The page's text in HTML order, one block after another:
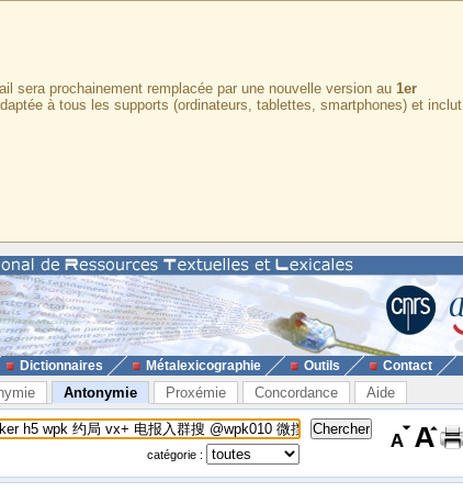
sera prochainement remplacée par une nouvelle version au 1er
à tous les supports (ordinateurs, tablettes, smartphones) et inclut
Dictionnaires Métalexicographie Outils Contact
Antonymie Proxémie Concordance Aide
catégorie :